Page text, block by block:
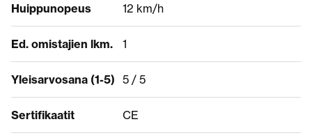
Huippunopeus 12 km/h
Ed. omistajien lkm. 1
Yleisarvosana (1-5) 5 / 5
Sertifikaatit CE